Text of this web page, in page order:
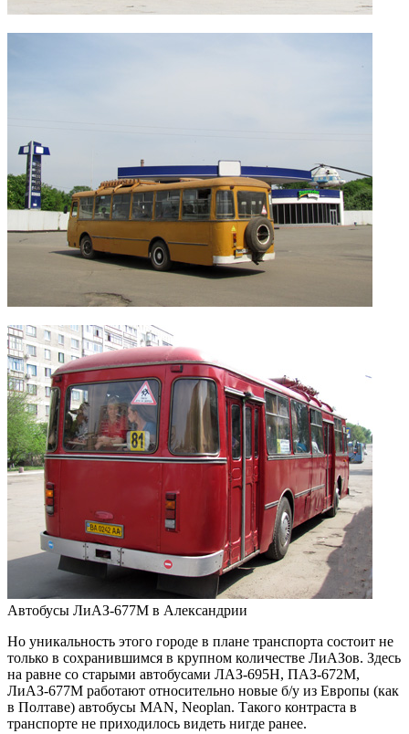
Автобусы ЛиАЗ-677М в Александрии
Но уникальность этого городе в плане транспорта состоит не
только в сохранившимся в крупном количестве ЛиАЗов. Здесь
на равне со старыми автобусами ЛАЗ-695Н, ПАЗ-672М,
ЛиАЗ-677М работают относительно новые б/у из Европы (как
в Полтаве) автобусы MAN, Neoplan. Такого контраста в
транспорте не приходилось видеть нигде ранее.